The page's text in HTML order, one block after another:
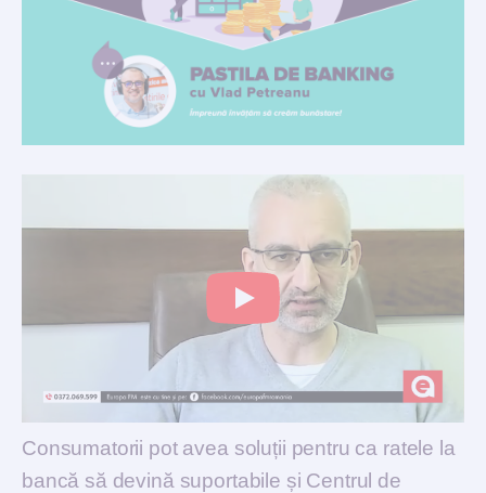
Consumatorii pot avea soluții pentru ca ratele la
bancă să devină suportabile și Centrul de